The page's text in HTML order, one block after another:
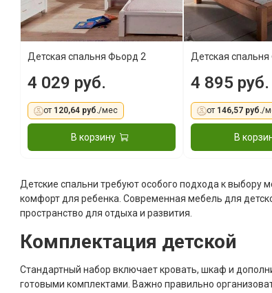
Детская спальня Фьорд 2
4 029 руб.
от 120,64 руб./мес
В корзину
Детская
4 895 руб.
от 146,57 руб./
В
Детские спальни требуют особого подхода к выбору
комфорт для ребенка. Современная мебель для
пространство для отдыха и развития.
Комплектация детской
Стандартный набор включает кровать, шкаф и
готовыми комплектами. Важно правильно